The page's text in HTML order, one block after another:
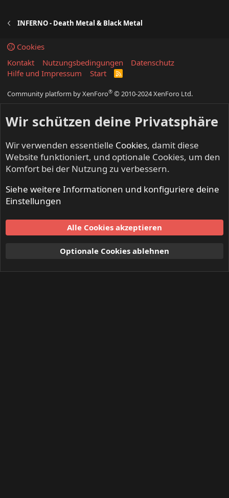
INFERNO - Death Metal & Black Metal
Cookies
Kontakt
Nutzungsbedingungen
Datenschutz
Hilfe und Impressum
Start
R
S
Community platform by XenForo® © 2010-2024 XenForo Ltd.
Wir schützen deine Privatsphäre
Wir verwenden essentielle Cookies, damit diese
Website funktioniert, und optionale Cookies, um den
Komfort bei der Nutzung zu verbessern.
Siehe weitere Informationen und konfiguriere deine
Einstellungen
Alle Cookies akzeptieren
Optionale Cookies ablehnen